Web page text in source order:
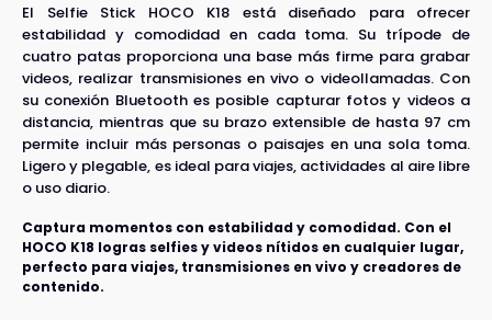
El Selfie Stick HOCO K18 está diseñado para ofrecer
estabilidad y comodidad en cada toma. Su trípode de
cuatro patas proporciona una base más firme para grabar
videos, realizar transmisiones en vivo o videollamadas. Con
su conexión Bluetooth es posible capturar fotos y videos a
distancia, mientras que su brazo extensible de hasta 97 cm
permite incluir más personas o paisajes en una sola toma.
Ligero y plegable, es ideal para viajes, actividades al aire libre
o uso diario.
Captura momentos con estabilidad y comodidad. Con el
HOCO K18 logras selfies y videos nítidos en cualquier lugar,
perfecto para viajes, transmisiones en vivo y creadores de
contenido.